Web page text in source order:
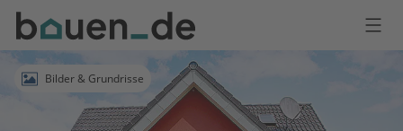
Bauen
Logo
Anmelden
Bilder & Grundrisse